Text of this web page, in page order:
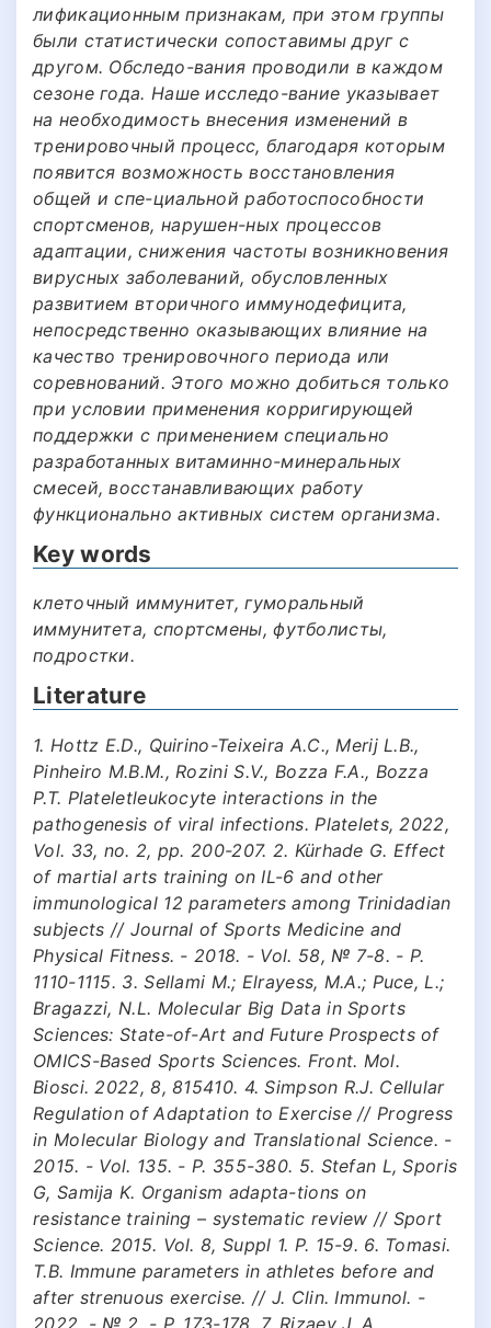
лификационным признакам, при этом группы
были статистически сопоставимы друг с
другом. Обследо-вания проводили в каждом
сезоне года. Наше исследо-вание указывает
на необходимость внесения изменений в
тренировочный процесс, благодаря которым
появится возможность восстановления
общей и спе-циальной работоспособности
спортсменов, нарушен-ных процессов
адаптации, снижения частоты возникновения
вирусных заболеваний, обусловленных
развитием вторичного иммунодефицита,
непосредственно оказывающих влияние на
качество тренировочного периода или
соревнований. Этого можно добиться только
при условии применения корригирующей
поддержки с применением специально
разработанных витаминно-минеральных
смесей, восстанавливающих работу
функционально активных систем организма.
Key words
клеточный иммунитет, гуморальный
иммунитета, спортсмены, футболисты,
подростки.
Literature
1. Hottz E.D., Quirino-Teixeira A.C., Merij L.B.,
Pinheiro M.B.M., Rozini S.V., Bozza F.A., Bozza
P.T. Plateletleukocyte interactions in the
pathogenesis of viral infections. Platelets, 2022,
Vol. 33, no. 2, pp. 200-207. 2. Kürhade G. Effect
of martial arts training on IL-6 and other
immunological 12 parameters among Trinidadian
subjects // Journal of Sports Medicine and
Physical Fitness. - 2018. - Vol. 58, № 7-8. - P.
1110-1115. 3. Sellami M.; Elrayess, M.A.; Puce, L.;
Bragazzi, N.L. Molecular Big Data in Sports
Sciences: State-of-Art and Future Prospects of
OMICS-Based Sports Sciences. Front. Mol.
Biosci. 2022, 8, 815410. 4. Simpson R.J. Cellular
Regulation of Adaptation to Exercise // Progress
in Molecular Biology and Translational Science. -
2015. - Vol. 135. - P. 355-380. 5. Stefan L, Sporis
G, Samija K. Organism adapta-tions on
resistance training – systematic review // Sport
Science. 2015. Vol. 8, Suppl 1. P. 15-9. 6. Tomasi.
T.B. Immune parameters in athletes before and
after strenuous exercise. // J. Clin. Immunol. -
2022. - № 2. - P. 173-178. 7. Rizaev J. A.,